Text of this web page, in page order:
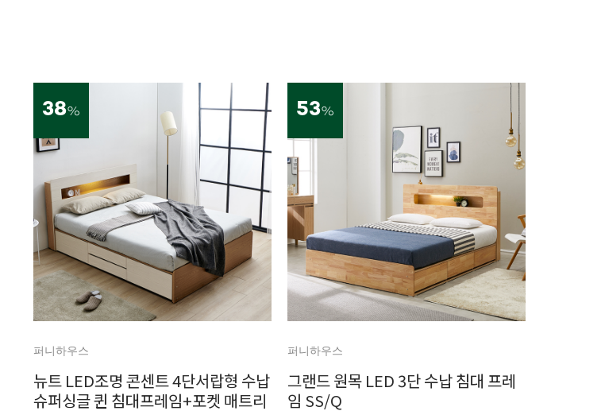
38%
퍼니하우스
뉴트 LED조명 콘센트 4단서랍형 수납
슈퍼싱글 퀸 침대프레임+포켓 매트리
53%
퍼니하우스
그랜드 원목 LED 3단 수납 침대 프레
임 SS/Q